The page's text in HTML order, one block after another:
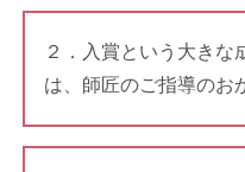
２．入賞という大きな
は、師匠のご指導のお